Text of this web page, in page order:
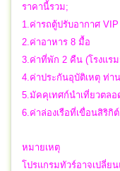
ราคานี้รวม;
1.ค่ารถตู้ปรับอากาศ VIP
2.ค่าอาหาร 8 มื้อ
3.ค่าที่พัก 2 คืน (โรงแร
4.ค่าประกันอุบัติเหตุ ท่า
5.มัคคุเทศก์นำเที่ยวตลอ
6.ค่าล่องเรือที่เขื่อนสิริกิต์
หมายเหตุ
โปรแกรมทัวร์อาจเปลี่ย